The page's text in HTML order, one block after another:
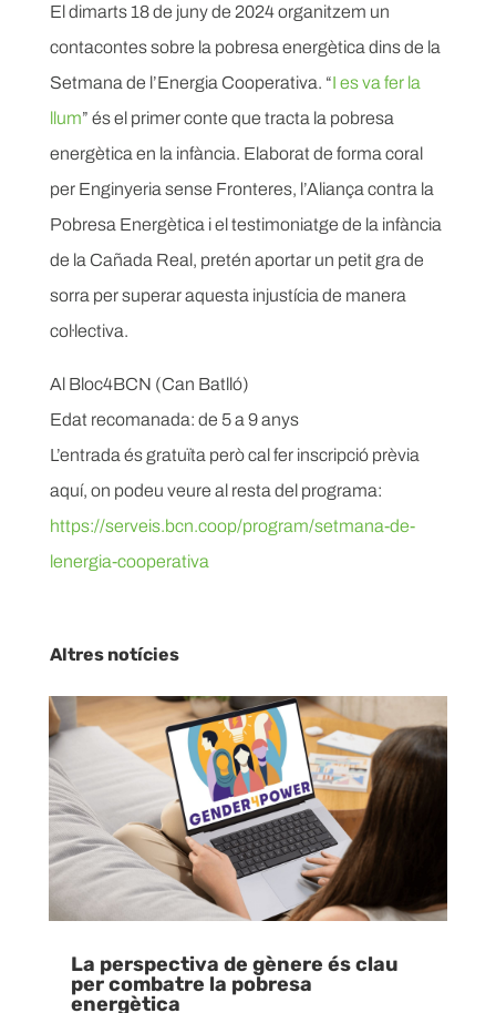
El dimarts 18 de juny de 2024 organitzem un
contacontes sobre la pobresa energètica dins de la
Setmana de l’Energia Cooperativa. “I es va fer la
llum” és el primer conte que tracta la pobresa
energètica en la infància. Elaborat de forma coral
per Enginyeria sense Fronteres, l’Aliança contra la
Pobresa Energètica i el testimoniatge de la infància
de la Cañada Real, pretén aportar un petit gra de
sorra per superar aquesta injustícia de manera
col·lectiva.
Al Bloc4BCN (Can Batlló)
Edat recomanada: de 5 a 9 anys
L’entrada és gratuïta però cal fer inscripció prèvia
aquí, on podeu veure al resta del programa:
https://serveis.bcn.coop/program/setmana-de-
lenergia-cooperativa
Altres notícies
La perspectiva de gènere és clau
per combatre la pobresa
energètica